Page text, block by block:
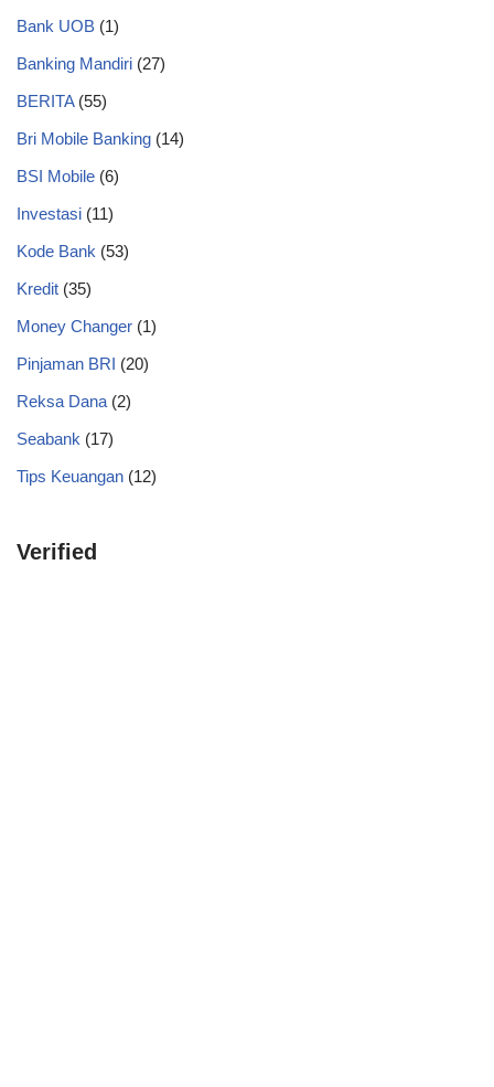
Bank UOB (1)
Banking Mandiri (27)
BERITA(55)
Bri Mobile Banking (14)
BSI Mobile (6)
Investasi (11)
Kode Bank (53)
Kredit (35)
Money Changer (1)
Pinjaman BRI (20)
Reksa Dana (2)
Seabank (17)
Tips Keuangan (12)
Verified